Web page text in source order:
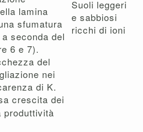
lamina
sfumatura
seconda del
6 e 7).
del
nei
di K.
crescita dei
produttività
Suoli leggeri
e sabbiosi
ricchi di ioni